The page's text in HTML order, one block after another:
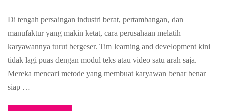
Di tengah persaingan industri berat, pertambangan, dan
manufaktur yang makin ketat, cara perusahaan melatih
karyawannya turut bergeser. Tim learning and development kini
tidak lagi puas dengan modul teks atau video satu arah saja.
Mereka mencari metode yang membuat karyawan benar benar
siap …